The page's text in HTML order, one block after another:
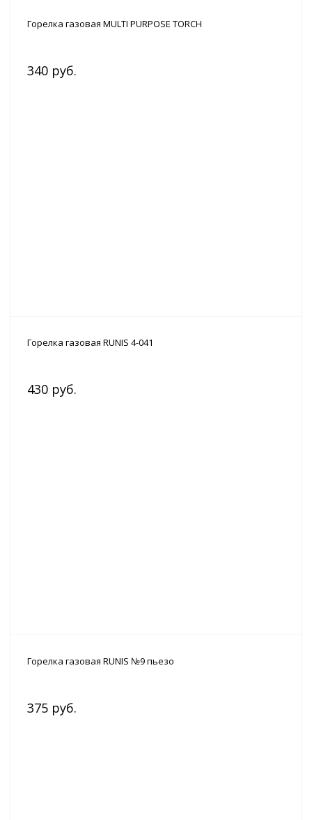
Горелка газовая MULTI PURPOSE TORCH
340 руб.
Горелка газовая RUNIS 4-041
430 руб.
Горелка газовая RUNIS №9 пьезо
375 руб.